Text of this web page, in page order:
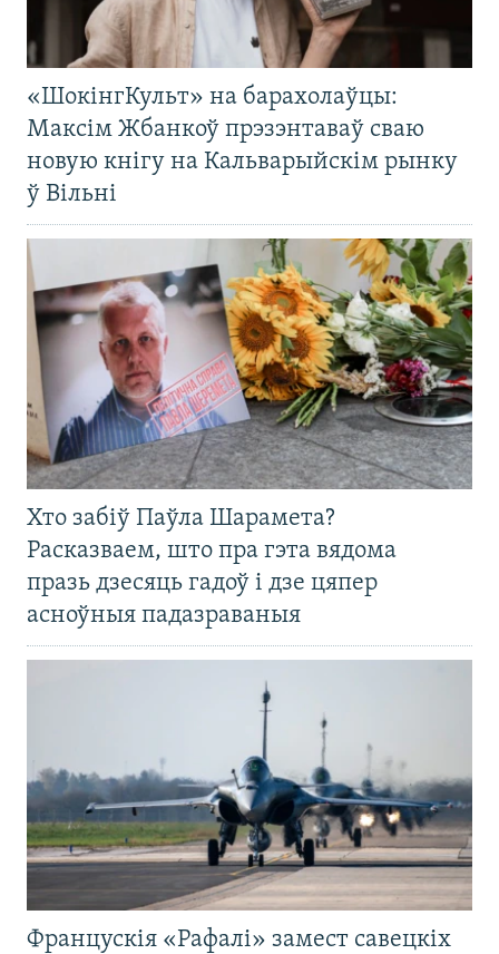
«ШокінгКульт» на барахолаўцы:
Максім Жбанкоў прэзэнтаваў сваю
новую кнігу на Кальварыйскім рынку
ў Вільні
Хто забіў Паўла Шарамета?
Расказваем, што пра гэта вядома
празь дзесяць гадоў і дзе цяпер
асноўныя падазраваныя
Францускія «Рафалі» замест савецкіх